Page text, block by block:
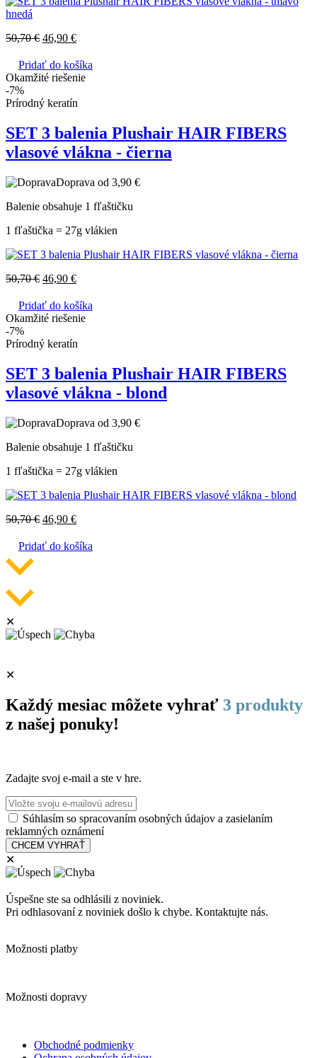
50,70€ 46,90 €
Pridať do košíka
Okamžité riešenie
-7%
Prírodný keratín
SET 3 balenia Plushair HAIR FIBERS
vlasové vlákna - čierna
Doprava od 3,90 €
Balenie obsahuje 1 fľaštičku
1 fľaštička = 27g vlákien
50,70€ 46,90 €
Pridať do košíka
Okamžité riešenie
-7%
Prírodný keratín
SET 3 balenia Plushair HAIR FIBERS
vlasové vlákna - blond
Doprava od 3,90 €
Balenie obsahuje 1 fľaštičku
1 fľaštička = 27g vlákien
50,70€ 46,90 €
Pridať do košíka
✕
✕
Každý mesiac môžete vyhrať 3 produkty
z našej ponuky!
Zadajte svoj e-mail a ste v hre.
Súhlasím so spracovaním osobných údajov a zasielaním
reklamných oznámení
✕
Úspešne ste sa odhlásili z noviniek.
Pri odhlasovaní z noviniek došlo k chybe. Kontaktujte nás.
Možnosti platby
Možnosti dopravy
Obchodné podmienky